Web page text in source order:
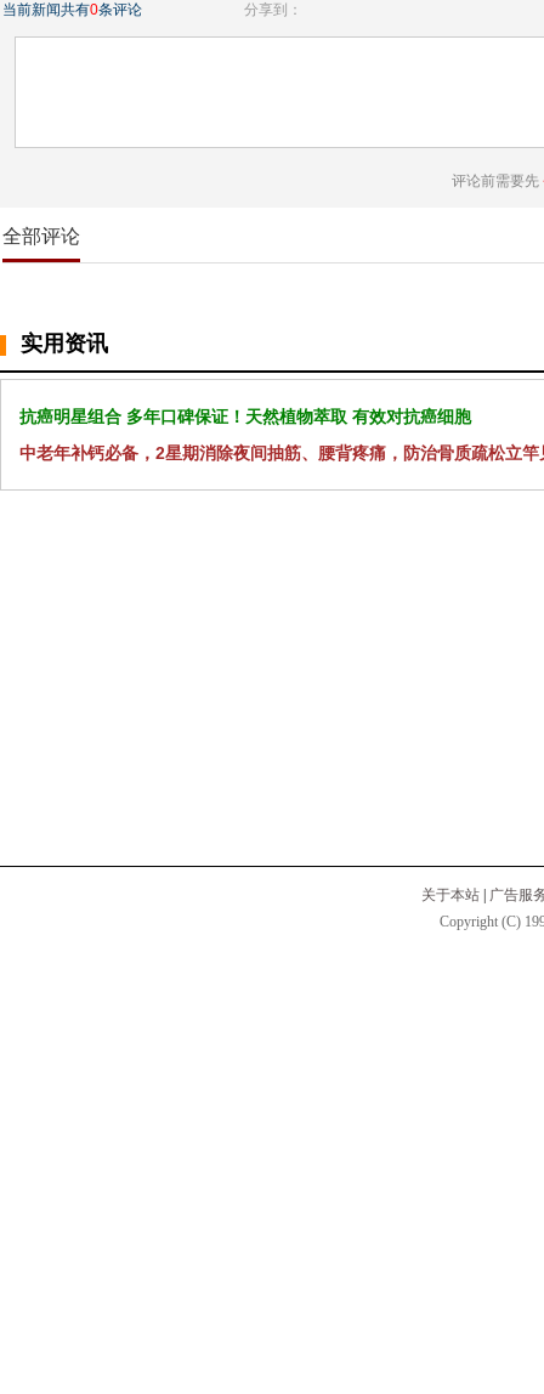
当前新闻共有0条评论 分享到：
评论前需要先
全部评论
实用资讯
抗癌明星组合 多年口碑保证！天然植物萃取 有效对抗癌细胞
中老年补钙必备，2星期消除夜间抽筋、腰背疼痛，防治骨质疏松立竿
关于本站
广告服
Copyright (C)